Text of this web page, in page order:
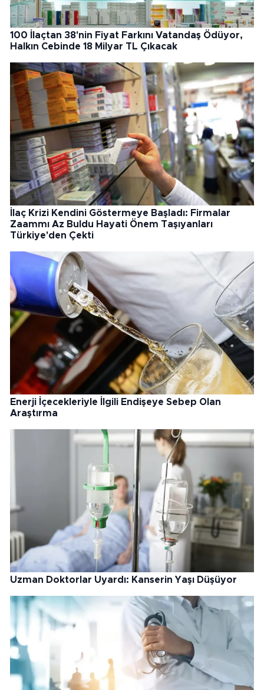
100 İlaçtan 38'nin Fiyat Farkını Vatandaş Ödüyor,
Halkın Cebinde 18 Milyar TL Çıkacak
İlaç Krizi Kendini Göstermeye Başladı: Firmalar
Zaammı Az Buldu Hayati Önem Taşıyanları
Türkiye'den Çekti
Enerji İçecekleriyle İlgili Endişeye Sebep Olan
Araştırma
Uzman Doktorlar Uyardı: Kanserin Yaşı Düşüyor